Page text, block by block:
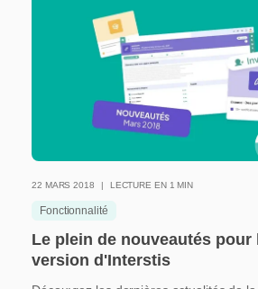
22 MARS 2018 LECTURE EN 1 MIN
Fonctionnalité
Le plein de nouveautés pour
version d'Interstis